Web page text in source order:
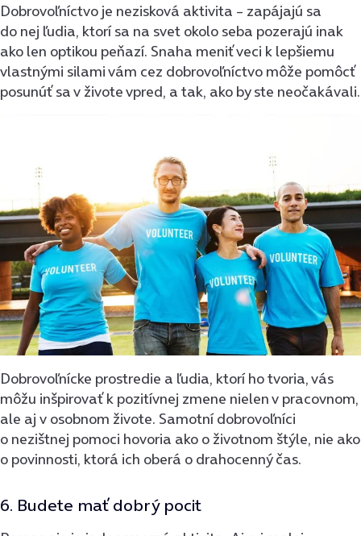
Dobrovoľníctvo je nezisková aktivita – zapájajú sa
do nej ľudia, ktorí sa na svet okolo seba pozerajú inak
ako len optikou peňazí. Snaha meniť veci k lepšiemu
vlastnými silami vám cez dobrovoľníctvo môže pomôcť
posunúť sa v živote vpred, a tak, ako by ste neočakávali.
Dobrovoľnícke prostredie a ľudia, ktorí ho tvoria, vás
môžu inšpirovať k pozitívnej zmene nielen v pracovnom,
ale aj v osobnom živote. Samotní dobrovoľníci
o nezištnej pomoci hovoria ako o životnom štýle, nie ako
o povinnosti, ktorá ich oberá o drahocenný čas.
6. Budete mať dobrý pocit